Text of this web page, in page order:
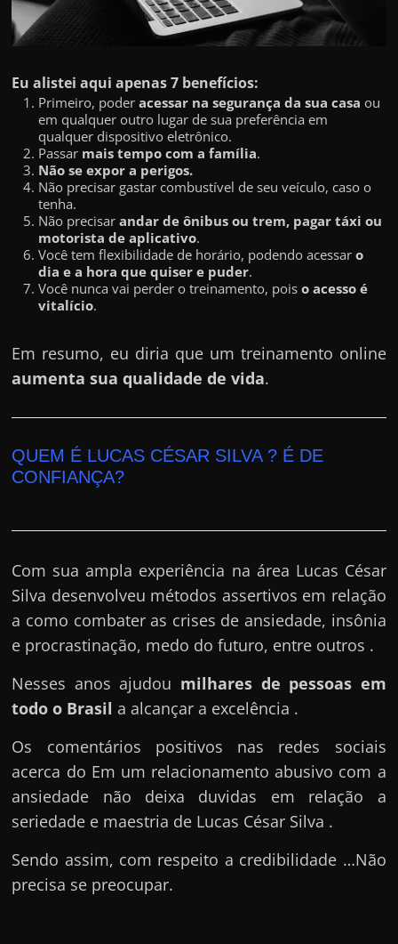
a
r
d
n
t
n
e
a
s
c
o
m
o
🤔
Eu alistei aqui apenas 7 benefícios:
Primeiro, poderacessar na segurança da sua casa ou
em qualquer outro lugar de sua preferência em
qualquer dispositivo eletrônico.
Passar mais tempo com a família.
Não se expor a perigos.
Não precisar gastar combustível de seu veículo, caso o
tenha.
Não precisarandar de ônibus ou trem, pagar táxi ou
motorista de aplicativo.
Você tem flexibilidade de horário, podendo acessaro
dia e a hora que quiser e puder.
Você nunca vai perder o treinamento, poiso acesso é
vitalício.
Em resumo, eu diria que um treinamento online
aumenta sua qualidade de vida.
QUEM É LUCAS CÉSAR SILVA ? É DE
CONFIANÇA?
Com sua ampla experiência na área Lucas César
Silva desenvolveu métodos assertivos em relação
a como combater as crises de ansiedade, insônia
e procrastinação, medo do futuro, entre outros .
Nesses anos ajudou milhares de pessoas em
todo o Brasil a alcançar a excelência .
Os comentários positivos nas redes sociais
acerca do Em um relacionamento abusivo com a
ansiedade não deixa duvidas em relação a
seriedade e maestria de Lucas César Silva .
Sendo assim, com respeito a credibilidade …Não
precisa se preocupar.